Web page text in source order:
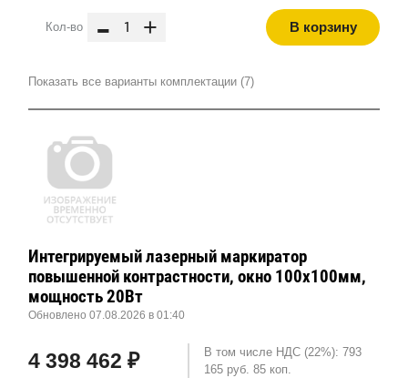
Кол-во - + В корзину
Показать все варианты комплектации (7)
Интегрируемый лазерный маркиратор
повышенной контрастности, окно 100х100мм,
мощность 20Вт
Обновлено 07.08.2026 в 01:40
4 398 462 ₽
В том числе НДС (22%): 793
165 руб. 85 коп.